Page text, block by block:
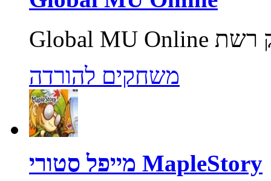
משחקים להורדה
מייפל סטורי MapleStory